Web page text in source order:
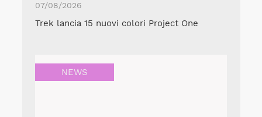
07/08/2026
Trek lancia 15 nuovi colori Project One
NEWS